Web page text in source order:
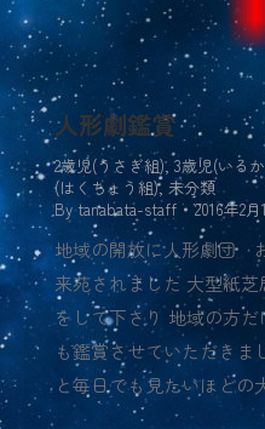
人形劇鑑賞
2歳児(うさぎ組), 3歳児(いる
(はくちょう組), 未分類
By tanabata-staff 2016年2月
地域の開放に人形劇団
来苑されました 大型紙
をして下さり 地域の方
も鑑賞させていただきま
と毎日でも見たいほどの